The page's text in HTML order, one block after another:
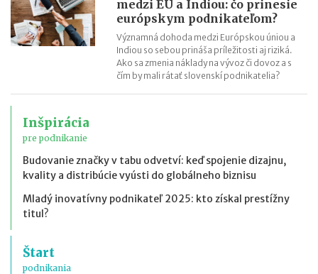
medzi EÚ a Indiou: čo prinesie
európskym podnikateľom?
Významná dohoda medzi Európskou úniou a
Indiou so sebou prináša príležitosti aj riziká.
Ako sa zmenia náklady na vývoz či dovoz a s
čím by mali rátať slovenskí podnikatelia?
Inšpirácia
pre podnikanie
Budovanie značky v tabu odvetví: keď spojenie dizajnu,
kvality a distribúcie vyústi do globálneho biznisu
Mladý inovatívny podnikateľ 2025: kto získal prestížny
titul?
Štart
podnikania